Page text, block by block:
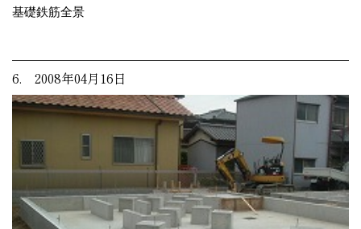
基礎鉄筋全景
6. 2008年04月16日